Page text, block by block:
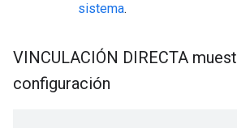
sistema.
VINCULACIÓN DIRECTA
configuración